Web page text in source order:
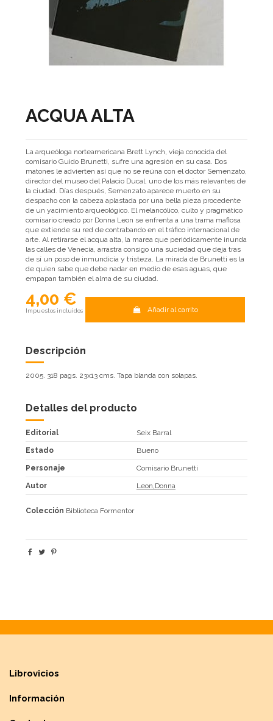
ACQUA ALTA
La arqueóloga norteamericana Brett Lynch, vieja conocida del
comisario Guido Brunetti, sufre una agresión en su casa. Dos
matones le advierten así que no se reúna con el doctor Semenzato,
director del museo del Palacio Ducal, uno de los más relevantes de
la ciudad. Días después, Semenzato aparece muerto en su
despacho con la cabeza aplastada por una bella pieza procedente
de un yacimiento arqueológico. El melancólico, culto y pragmático
comisario creado por Donna Leon se enfrenta a una trama mafiosa
que extiende su red de contrabando en el tráfico internacional de
arte. Al retirarse el acqua alta, la marea que periódicamente inunda
las calles de Venecia, arrastra consigo una suciedad que deja tras
de sí un poso de inmundicia y tristeza. La mirada de Brunetti es la
de quien sabe que debe nadar en medio de esas aguas, que
empapan también el alma de su ciudad.
4,00 €
Impuestos incluidos Añadir al carrito
Descripción
2005. 318 pags. 23x13 cms. Tapa blanda con solapas.
Detalles del producto
Editorial Seix Barral
Estado Bueno
Personaje Comisario Brunetti
Autor Leon,Donna
Colección Biblioteca Formentor
Librovicios
Información